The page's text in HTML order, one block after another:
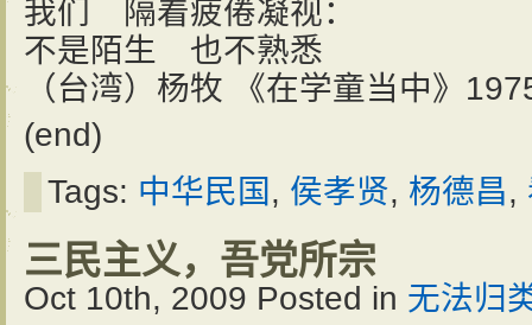
我们 隔着疲倦凝视：
不是陌生 也不熟悉
（台湾）杨牧 《在学童当中》
(end)
Tags: 中华民国 , 侯孝贤, 杨德昌,
三民主义，吾党所宗
Oct 10th, 2009 Posted in 无法归